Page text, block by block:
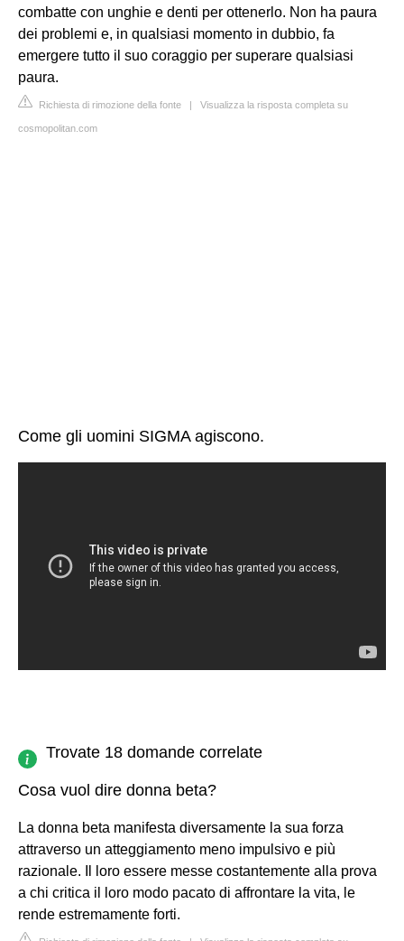
combatte con unghie e denti per ottenerlo. Non ha paura
dei problemi e, in qualsiasi momento in dubbio, fa
emergere tutto il suo coraggio per superare qualsiasi
paura.
Richiesta di rimozione della fonte | Visualizza la risposta completa su
cosmopolitan.com
Come gli uomini SIGMA agiscono.
Trovate 18 domande correlate
Cosa vuol dire donna beta?
La donna beta manifesta diversamente la sua forza
attraverso un atteggiamento meno impulsivo e più
razionale. Il loro essere messe costantemente alla prova
a chi critica il loro modo pacato di affrontare la vita, le
rende estremamente forti.